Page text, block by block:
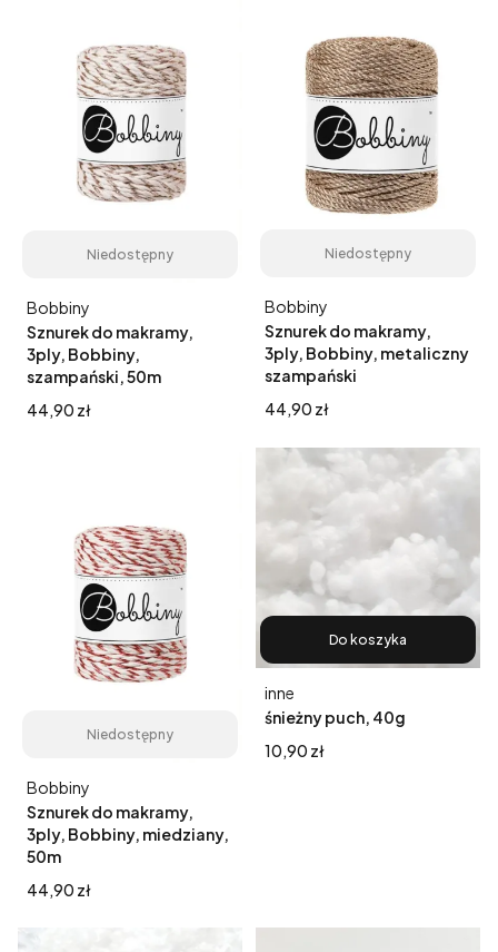
Niedostępny
Sznurek do makramy,
3ply, Bobbiny,
szampański, 50m
Producent
Bobbiny
Cena
44,90 zł
Niedostępny
Sznurek do makramy,
3ply, Bobbiny, metaliczny
szampański
Producent
Bobbiny
Cena
44,90 zł
Niedostępny
Sznurek do makramy,
3ply, Bobbiny, miedziany,
50m
Producent
Bobbiny
Cena
44,90 zł
Do koszyka
śnieżny puch, 40g
Producent
inne
Cena
10,90 zł